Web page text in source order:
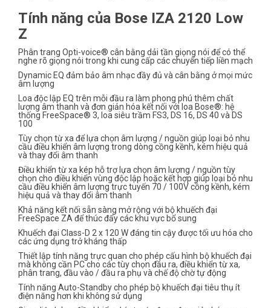
Tính năng của Bose IZA 2120 Low
Z
Phân trang Opti-voice® cân bằng dải tần giọng nói để có thể
nghe rõ giọng nói trong khi cung cấp các chuyển tiếp liền mạch
Dynamic EQ đảm bảo âm nhạc đầy đủ và cân bằng ở mọi mức
âm lượng
Loa độc lập EQ trên mỗi đầu ra làm phong phú thêm chất
lượng âm thanh và đơn giản hóa kết nối với loa Bose®: hệ
thống FreeSpace® 3, loa siêu trầm FS3, DS 16, DS 40 và DS
100
Tùy chọn từ xa để lựa chọn âm lượng / nguồn giúp loại bỏ nhu
cầu điều khiển âm lượng trong dòng cồng kềnh, kém hiệu quả
và thay đổi âm thanh
Điều khiển từ xa kép hỗ trợ lựa chọn âm lượng / nguồn tùy
chọn cho điều khiển vùng độc lập hoặc kết hợp giúp loại bỏ nhu
cầu điều khiển âm lượng trực tuyến 70 / 100V cồng kềnh, kém
hiệu quả và thay đổi âm thanh
Khả năng kết nối sẵn sàng mở rộng với bộ khuếch đại
FreeSpace ZA để thúc đẩy các khu vực bổ sung
Khuếch đại Class-D 2 x 120 W đáng tin cậy được tối ưu hóa cho
các ứng dụng trở kháng thấp
Thiết lập tính năng trực quan cho phép cấu hình bộ khuếch đại
mà không cần PC cho các tùy chọn đầu ra, điều khiển từ xa,
phân trang, đầu vào / đầu ra phụ và chế độ chờ tự động
Tính năng Auto-Standby cho phép bộ khuếch đại tiêu thụ ít
điện năng hơn khi không sử dụng